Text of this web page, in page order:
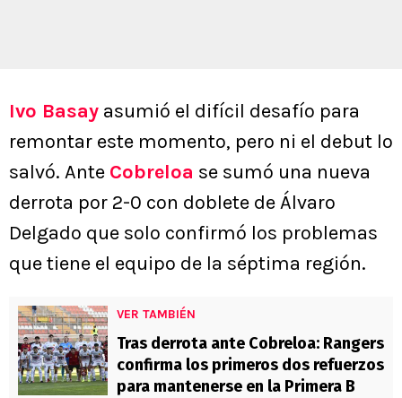
Ivo Basay asumió el difícil desafío para
remontar este momento, pero ni el debut lo
salvó. Ante Cobreloa se sumó una nueva
derrota por 2-0 con doblete de Álvaro
Delgado que solo confirmó los problemas
que tiene el equipo de la séptima región.
VER TAMBIÉN
Tras derrota ante Cobreloa: Rangers
confirma los primeros dos refuerzos
para mantenerse en la Primera B